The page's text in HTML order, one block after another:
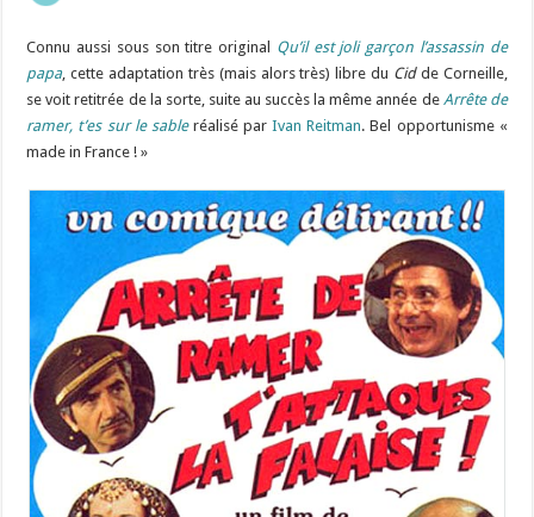
Connu aussi sous son titre original Qu’il est joli garçon l’assassin de
papa, cette adaptation très (mais alors très) libre du Cidde Corneille,
se voit retitrée de la sorte, suite au succès la même année de Arrête de
ramer, t’es sur le sableréalisé parIvan Reitman. Bel opportunisme «
made in France ! »